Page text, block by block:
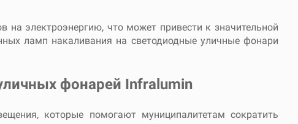
электроэнергию, что может привести к значительной
ламп накаливания на светодиодные уличные фонари
фонарей Infralumin
которые помогают муниципалитетам сократить